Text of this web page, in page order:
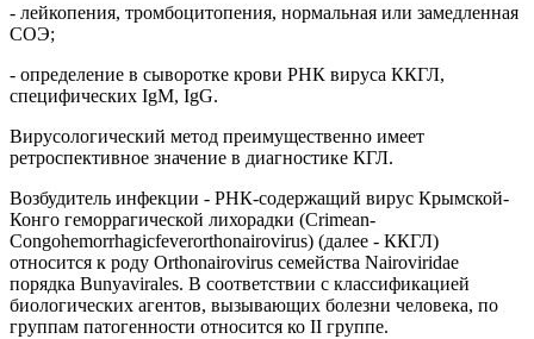
- лейкопения, тромбоцитопения, нормальная или замедленная
СОЭ;
- определение в сыворотке крови РНК вируса ККГЛ,
специфических IgM, IgG.
Вирусологический метод преимущественно имеет
ретроспективное значение в диагностике КГЛ.
Возбудитель инфекции - РНК-содержащий вирус Крымской-
Конго геморрагической лихорадки (Crimean-
Congohemorrhagicfeverorthonairovirus) (далее - ККГЛ)
относится к роду Orthonairovirus семейства Nairoviridae
порядка Bunyavirales. В соответствии с классификацией
биологических агентов, вызывающих болезни человека, по
группам патогенности относится ко II группе.